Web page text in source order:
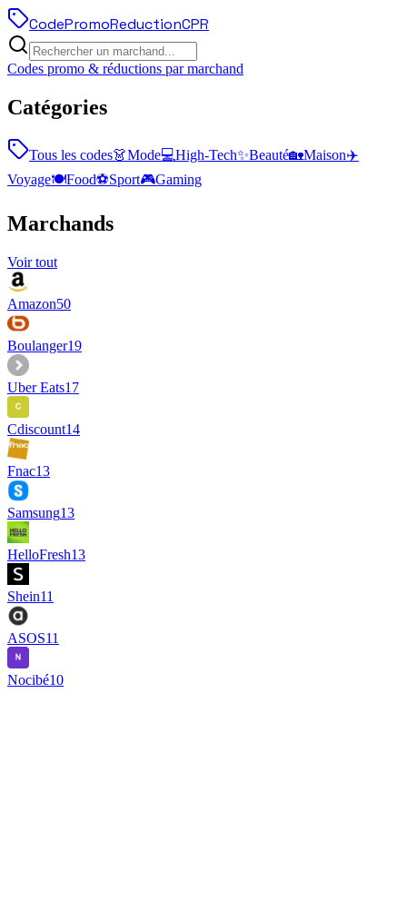
CodePromoReductionCPR
Codes promo & réductions par marchand
Catégories
Tous les codes👗Mode💻High-Tech✨Beauté🏡Maison✈️
Voyage🍽️Food⚽Sport🎮Gaming
Marchands
Voir tout
Amazon50
Boulanger19
Uber Eats17
Cdiscount14
Fnac13
Samsung13
HelloFresh13
Shein11
ASOS11
Nocibé10